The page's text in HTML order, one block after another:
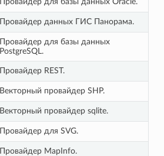
Провайдер данных ГИС Панорама.
Провайдер для базы данных
PostgreSQL.
Провайдер REST.
Векторный провайдер SHP.
Векторный провайдер sqlite.
Провайдер для SVG.
Провайдер MapInfo.